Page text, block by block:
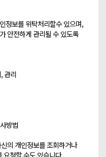
정보를 위탁처리할수 있으며,
안전하게 관리될 수 있도록
관리
방법
의 개인정보를 조회하거나
요청할 수도 있습니다.